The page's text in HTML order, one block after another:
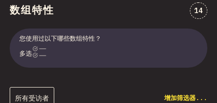
数组特性 对“数
14
您使用过以下哪些数组特性？
多选
所有受访者 增加筛选器...